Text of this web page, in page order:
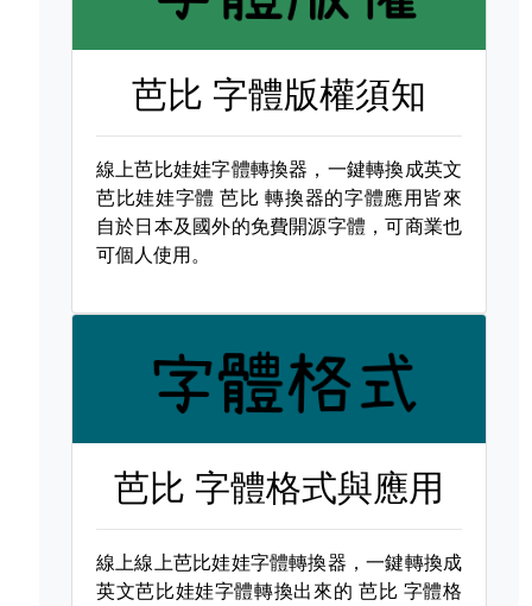
芭比 字體版權須知
線上芭比娃娃字體轉換器，一鍵轉換成英文
芭比娃娃字體芭比 轉換器的字體應用皆來
自於日本及國外的免費開源字體，可商業也
可個人使用。
芭比 字體格式與應用
線上線上芭比娃娃字體轉換器，一鍵轉換成
英文芭比娃娃字體轉換出來的 芭比 字體格